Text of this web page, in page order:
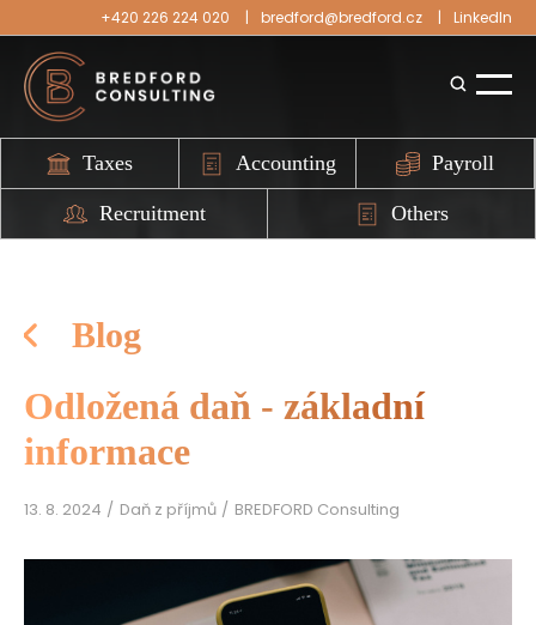
+420 226 224 020 bredford@bredford.cz LinkedIn
Taxes Accounting Payroll
Recruitment Others
Blog
Odložená daň - základní
informace
13. 8. 2024 Daň z příjmů BREDFORD Consulting